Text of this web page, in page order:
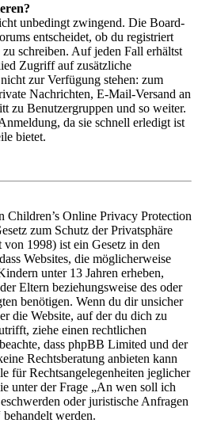
unbedingt zwingend. Die Board-
entscheidet, ob du registriert
schreiben. Auf jeden Fall erhältst
Zugriff auf zusätzliche
zur Verfügung stehen: zum
Nachrichten, E-Mail-Versand an
zu Benutzergruppen und so weiter.
da sie schnell erledigt ist
bietet.
Children’s Online Privacy Protection
zum Schutz der Privatsphäre
1998) ist ein Gesetz in den
Websites, die möglicherweise
unter 13 Jahren erheben,
Eltern beziehungsweise des oder
benötigen. Wenn du dir unsicher
die Website, auf der du dich zu
ziehe einen rechtlichen
dass phpBB Limited und der
Rechtsberatung anbieten kann
für Rechtsangelegenheiten jeglicher
unter der Frage „An wen soll ich
oder juristische Anfragen
werden.